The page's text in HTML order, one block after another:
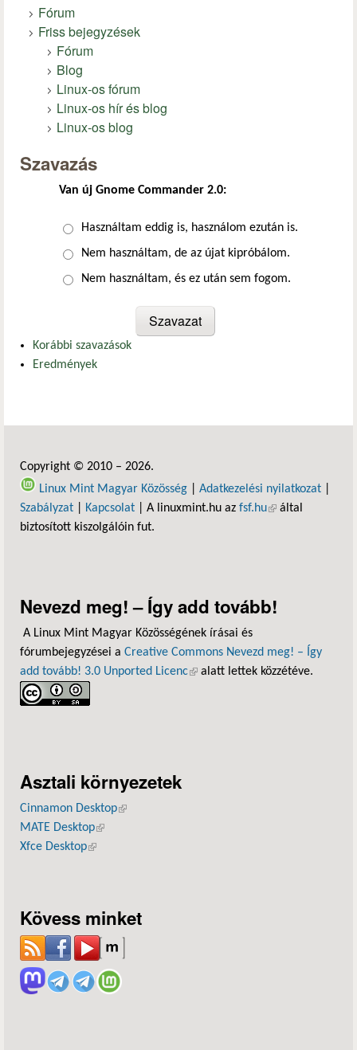
Fórum
Friss bejegyzések
Fórum
Blog
Linux-os fórum
Linux-os hír és blog
Linux-os blog
Szavazás
Van új Gnome Commander 2.0:
Választások
Használtam eddig is, használom ezután is.
Nem használtam, de az újat kipróbálom.
Nem használtam, és ez után sem fogom.
Korábbi szavazások
Eredmények
Copyright © 2010 – 2026.
Linux Mint Magyar Közösség
Adatkezelési nyilatkozat
Szabályzat
Kapcsolat | A linuxmint.hu az fsf.hu(külső hivatkozás)
által
biztosított kiszolgálóin fut.
Nevezd meg! – Így add tovább!
A Linux Mint Magyar Közösségének írásai és
fórumbejegyzései a Creative Commons Nevezd meg! – Így
add tovább! 3.0 Unported Licenc(külső hivatkozás)
alatt lettek közzétéve.
Asztali környezetek
Cinnamon Desktop(külső hivatkozás)
MATE Desktop(külső hivatkozás)
Xfce Desktop(külső hivatkozás)
Kövess minket